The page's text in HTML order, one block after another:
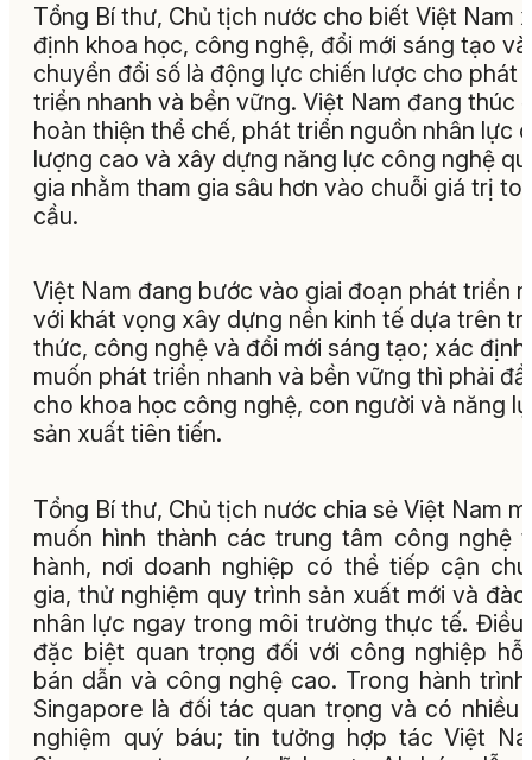
Tổng Bí thư, Chủ tịch nước cho biết Việt Nam
định khoa học, công nghệ, đổi mới sáng tạo và
chuyển đổi số là động lực chiến lược cho phát
triển nhanh và bền vững. Việt Nam đang thúc
hoàn thiện thể chế, phát triển nguồn nhân lực
lượng cao và xây dựng năng lực công nghệ
gia nhằm tham gia sâu hơn vào chuỗi giá trị
cầu.
Việt Nam đang bước vào giai đoạn phát triển
với khát vọng xây dựng nền kinh tế dựa trên tri
thức, công nghệ và đổi mới sáng tạo; xác định
muốn phát triển nhanh và bền vững thì phải
cho khoa học công nghệ, con người và năng
sản xuất tiên tiến.
Tổng Bí thư, Chủ tịch nước chia sẻ Việt Nam
muốn hình thành các trung tâm công nghệ
hành, nơi doanh nghiệp có thể tiếp cận
gia, thử nghiệm quy trình sản xuất mới và
nhân lực ngay trong môi trường thực tế. Điều
đặc biệt quan trọng đối với công nghiệp hỗ
bán dẫn và công nghệ cao. Trong hành
Singapore là đối tác quan trọng và có nhiều
nghiệm quý báu; tin tưởng hợp tác Việt